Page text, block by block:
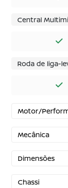
Central
Roda de liga-
Motor/
Mecânica
Dimensões
Chassi